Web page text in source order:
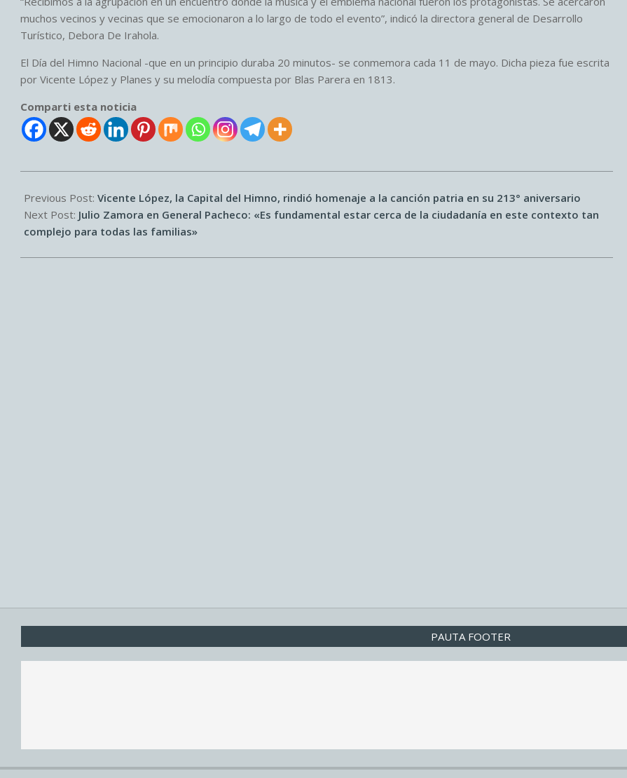
muchos vecinos y vecinas que se emocionaron a lo largo de todo el evento”, indicó la directora general de Desarrollo
Turístico, Debora De Irahola.
El Día del Himno Nacional -que en un principio duraba 20 minutos- se conmemora cada 11 de mayo. Dicha pieza fue escrita
por Vicente López y Planes y su melodía compuesta por Blas Parera en 1813.
Comparti esta noticia
05-
12
Previous Post: Vicente López, la Capital del Himno, rindió homenaje a la canción patria en su 213° aniversario
Next Post: Julio Zamora en General Pacheco: «Es fundamental estar cerca de la ciudadanía en este contexto tan
complejo para todas las familias»
PAUTA FOOTER